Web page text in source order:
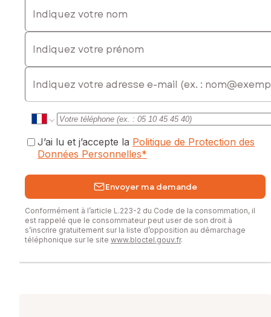
Contactez votre conseiller SAFTI : Maurice JOUENNE, Tél. :
Agent commercial immatriculé au RSAC de EPINAL sous le
numéro 832 192 496
Indiquez votre prénom
E-mail
J’ai lu et j’accepte la Politique de Protection des
Données Personnelles*
Envoyer ma demande
Conformément à l’article L.223-2 du Code de la consommation, il
est rappelé que le consommateur peut user de son droit à
s’inscrire gratuitement sur la liste d’opposition au démarchage
téléphonique sur le site www.bloctel.gouv.fr.